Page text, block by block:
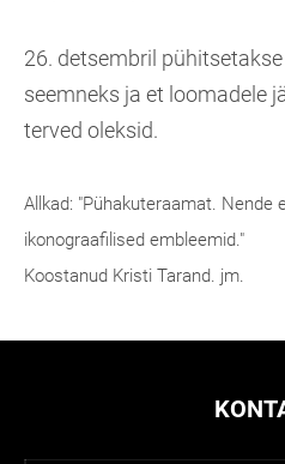
26. detsembril
seemneks ja et loomadele
terved oleksid.
Allkad: "Pühakuteraamat. Nende
ikonograafilised embleemid."
Koostanud Kristi Tarand. jm.